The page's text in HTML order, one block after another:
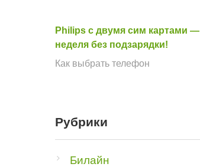
Philips с двумя сим картами —
неделя без подзарядки!
Как выбрать телефон
Рубрики
Билайн